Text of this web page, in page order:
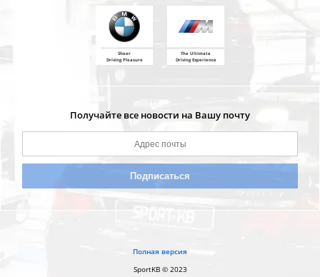
Sheer
Driving Pleasure
The Ultimate
Driving Experience
Получайте все новости на Вашу почту
Полная версия
SportKB © 2023